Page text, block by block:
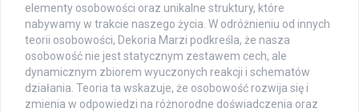
elementy osobowości oraz unikalne struktury, które
nabywamy w trakcie naszego życia. W odróżnieniu od innych
teorii osobowości, Dekoria Marzi podkreśla, że nasza
osobowość nie jest statycznym zestawem cech, ale
dynamicznym zbiorem wyuczonych reakcji i schematów
działania. Teoria ta wskazuje, że osobowość rozwija się i
zmienia w odpowiedzi na różnorodne doświadczenia oraz